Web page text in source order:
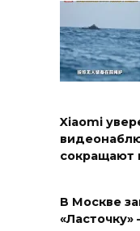
Xiaomi
сокращают
В Москве